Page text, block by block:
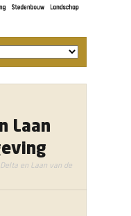
Laan
en Laan van de